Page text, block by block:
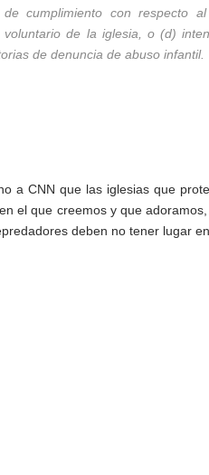
de cumplimiento con respecto
voluntario de la iglesia, o (d)
de denuncia de abuso infantil.
a CNN que las iglesias que
el que creemos y que
deben no tener lugar